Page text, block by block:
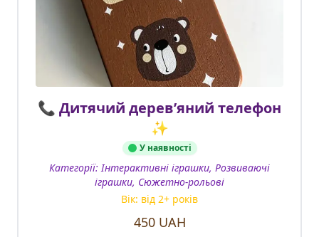
📞 Дитячий деревʼяний телефон
✨
У наявності
Категорії:Інтерактивні іграшки, Розвиваючі
іграшки, Сюжетно-рольові
Вік: від 2+ років
450UAH